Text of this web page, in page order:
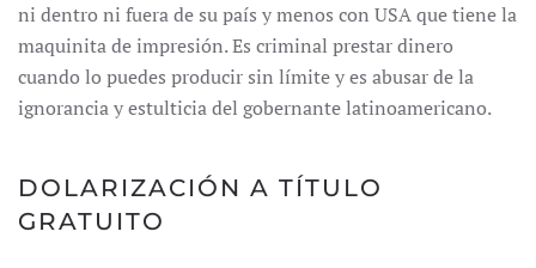
ni dentro ni fuera de su país y menos con USA que tiene la
maquinita de impresión. Es criminal prestar dinero
cuando lo puedes producir sin límite y es abusar de la
ignorancia y estulticia del gobernante latinoamericano.
DOLARIZACIÓN A TÍTULO
GRATUITO